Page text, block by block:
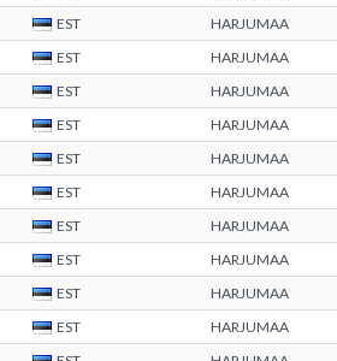
EST
HARJUMAA
EST HARJUMAA
EST HARJUMAA
EST HARJUMAA
EST HARJUMAA
EST HARJUMAA
EST HARJUMAA
EST
HARJUMAA
EST HARJUMAA
EST HARJUMAA